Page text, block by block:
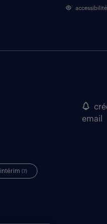
accessibilité
email
intérim(7)